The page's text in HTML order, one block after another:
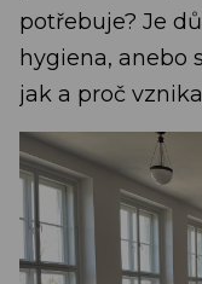
potřebuje? Je
hygiena, anebo
jak a proč